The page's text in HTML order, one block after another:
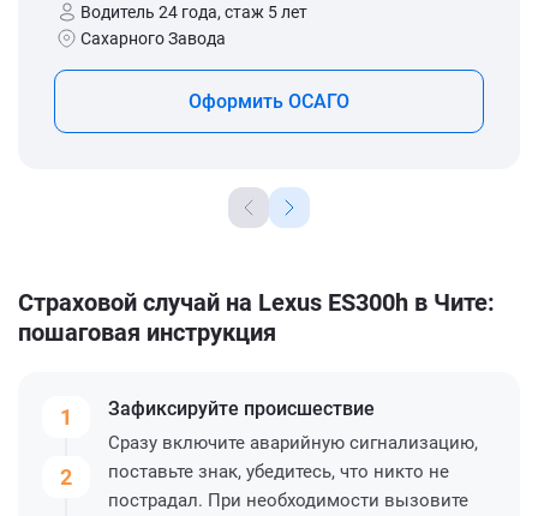
Водитель 24 года, стаж 5 лет
Сахарного Завода
Оформить ОСАГО
Страховой случай на Lexus ES300h в Чите:
пошаговая инструкция
1
2
Зафиксируйте происшествие
Сразу включите аварийную сигнализацию,
поставьте знак, убедитесь, что никто не
пострадал. При необходимости вызовите